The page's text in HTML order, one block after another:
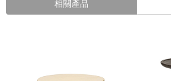
相關產品